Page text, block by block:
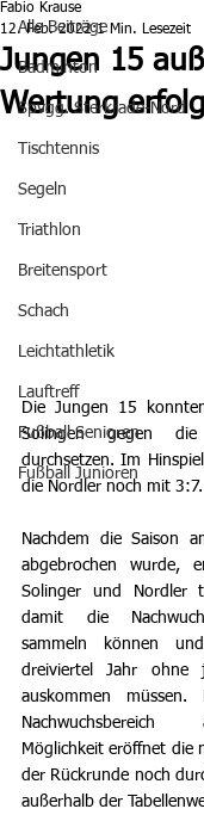
Alle Beiträge
Badminton
Spvgg. Sterkrade-Nord
Tischtennis
Segeln
Triathlon
Breitensport
Schach
Leichtathletik
Lauftreff
Fußball Senioren
Fußball Junioren
Jungen 15
Wertung
Fabio Krause
12. Feb. 2022 1 Min. Lesezeit
Die Jungen 15
Solingen gegen
durchsetzen. Im
die Nordler noch mit 3:7.
Nachdem die Saison
abgebrochen wurde,
Solinger und Nordler
damit die
sammeln können
dreiviertel Jahr ohne
auskommen
Möglichkeit eröffnet die
der Rückrunde noch
außerhalb der